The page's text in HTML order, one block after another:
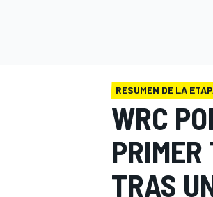
RESUMEN DE LA
WRC
TRAS